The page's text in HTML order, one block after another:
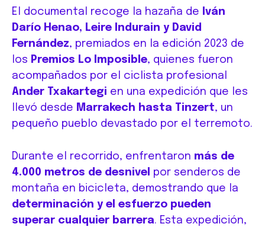
El documental recoge la hazaña de
Iván
Darío Henao, Leire Indurain y David
Fernández, premiados en la edición 2023 de
los Premios Lo Imposible, quienes fueron
acompañados por el ciclista profesional
Ander Txakartegi en una expedición que les
llevó desde Marrakech hasta Tinzert, un
pequeño pueblo devastado por el terremoto.
Durante el recorrido, enfrentaron más de
4.000 metros de desnivel
por senderos de
montaña en bicicleta, demostrando que la
determinación y el esfuerzo pueden
superar cualquier barrera. Esta expedición,